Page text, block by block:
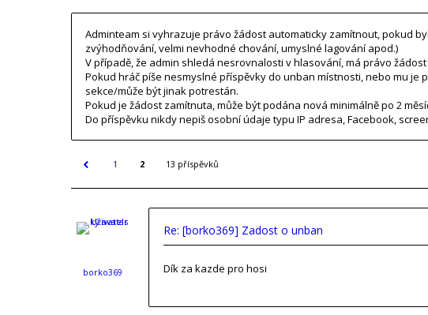
Adminteam si vyhrazuje právo žádost automaticky zamítnout, pokud
zvýhodňování, velmi nevhodné chování, umyslné lagování apod.)
V případě, že admin shledá nesrovnalosti v hlasování, má právo
Pokud hráč píše nesmyslné příspěvky do unban místnosti, nebo mu
sekce/může být jinak potrestán.
Pokud je žádost zamítnuta, může být podána nová minimálně po 2
Do příspěvku nikdy nepiš osobní údaje typu IP adresa, Facebook,
1 2 13 příspěvků
borko369
Re: [borko369] Zadost o unban
Dík za kazde pro hosi